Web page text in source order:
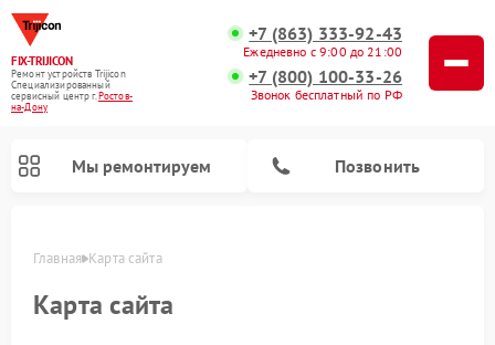
FIX-TRIJICON
Ремонт устройств Trijicon
Специализированный
cервисный центр г.Ростов-
на-Дону
+7 (863) 333-92-43
Ежедневно с 9:00 до 21:00
+7 (800) 100-33-26
Звонок бесплатный по РФ
Мы ремонтируем Позвонить
Главная Карта сайта
Карта сайта